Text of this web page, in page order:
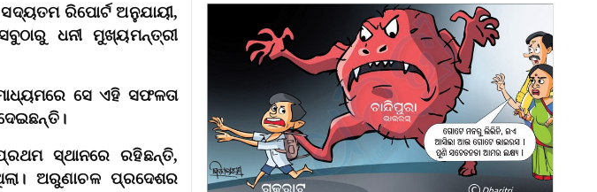
ରିପୋର୍ଟ ଅନୁଯାୟୀ,
ଧନୀ ମୁଖ୍ୟମନ୍ତ୍ରୀ
ସେ ଏହି ସଫଳତା
ସ୍ଥାନରେ ରହିଛନ୍ତି,
ଅରୁଣାଚଳ ପ୍ରଦେଶର